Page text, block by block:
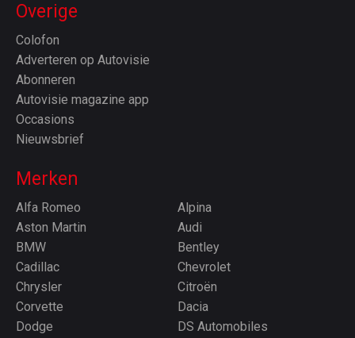
Overige
Colofon
Adverteren op Autovisie
Abonneren
Autovisie magazine app
Occasions
Nieuwsbrief
Merken
Alfa Romeo
Alpina
Aston Martin
Audi
BMW
Bentley
Cadillac
Chevrolet
Chrysler
Citroën
Corvette
Dacia
Dodge
DS Automobiles